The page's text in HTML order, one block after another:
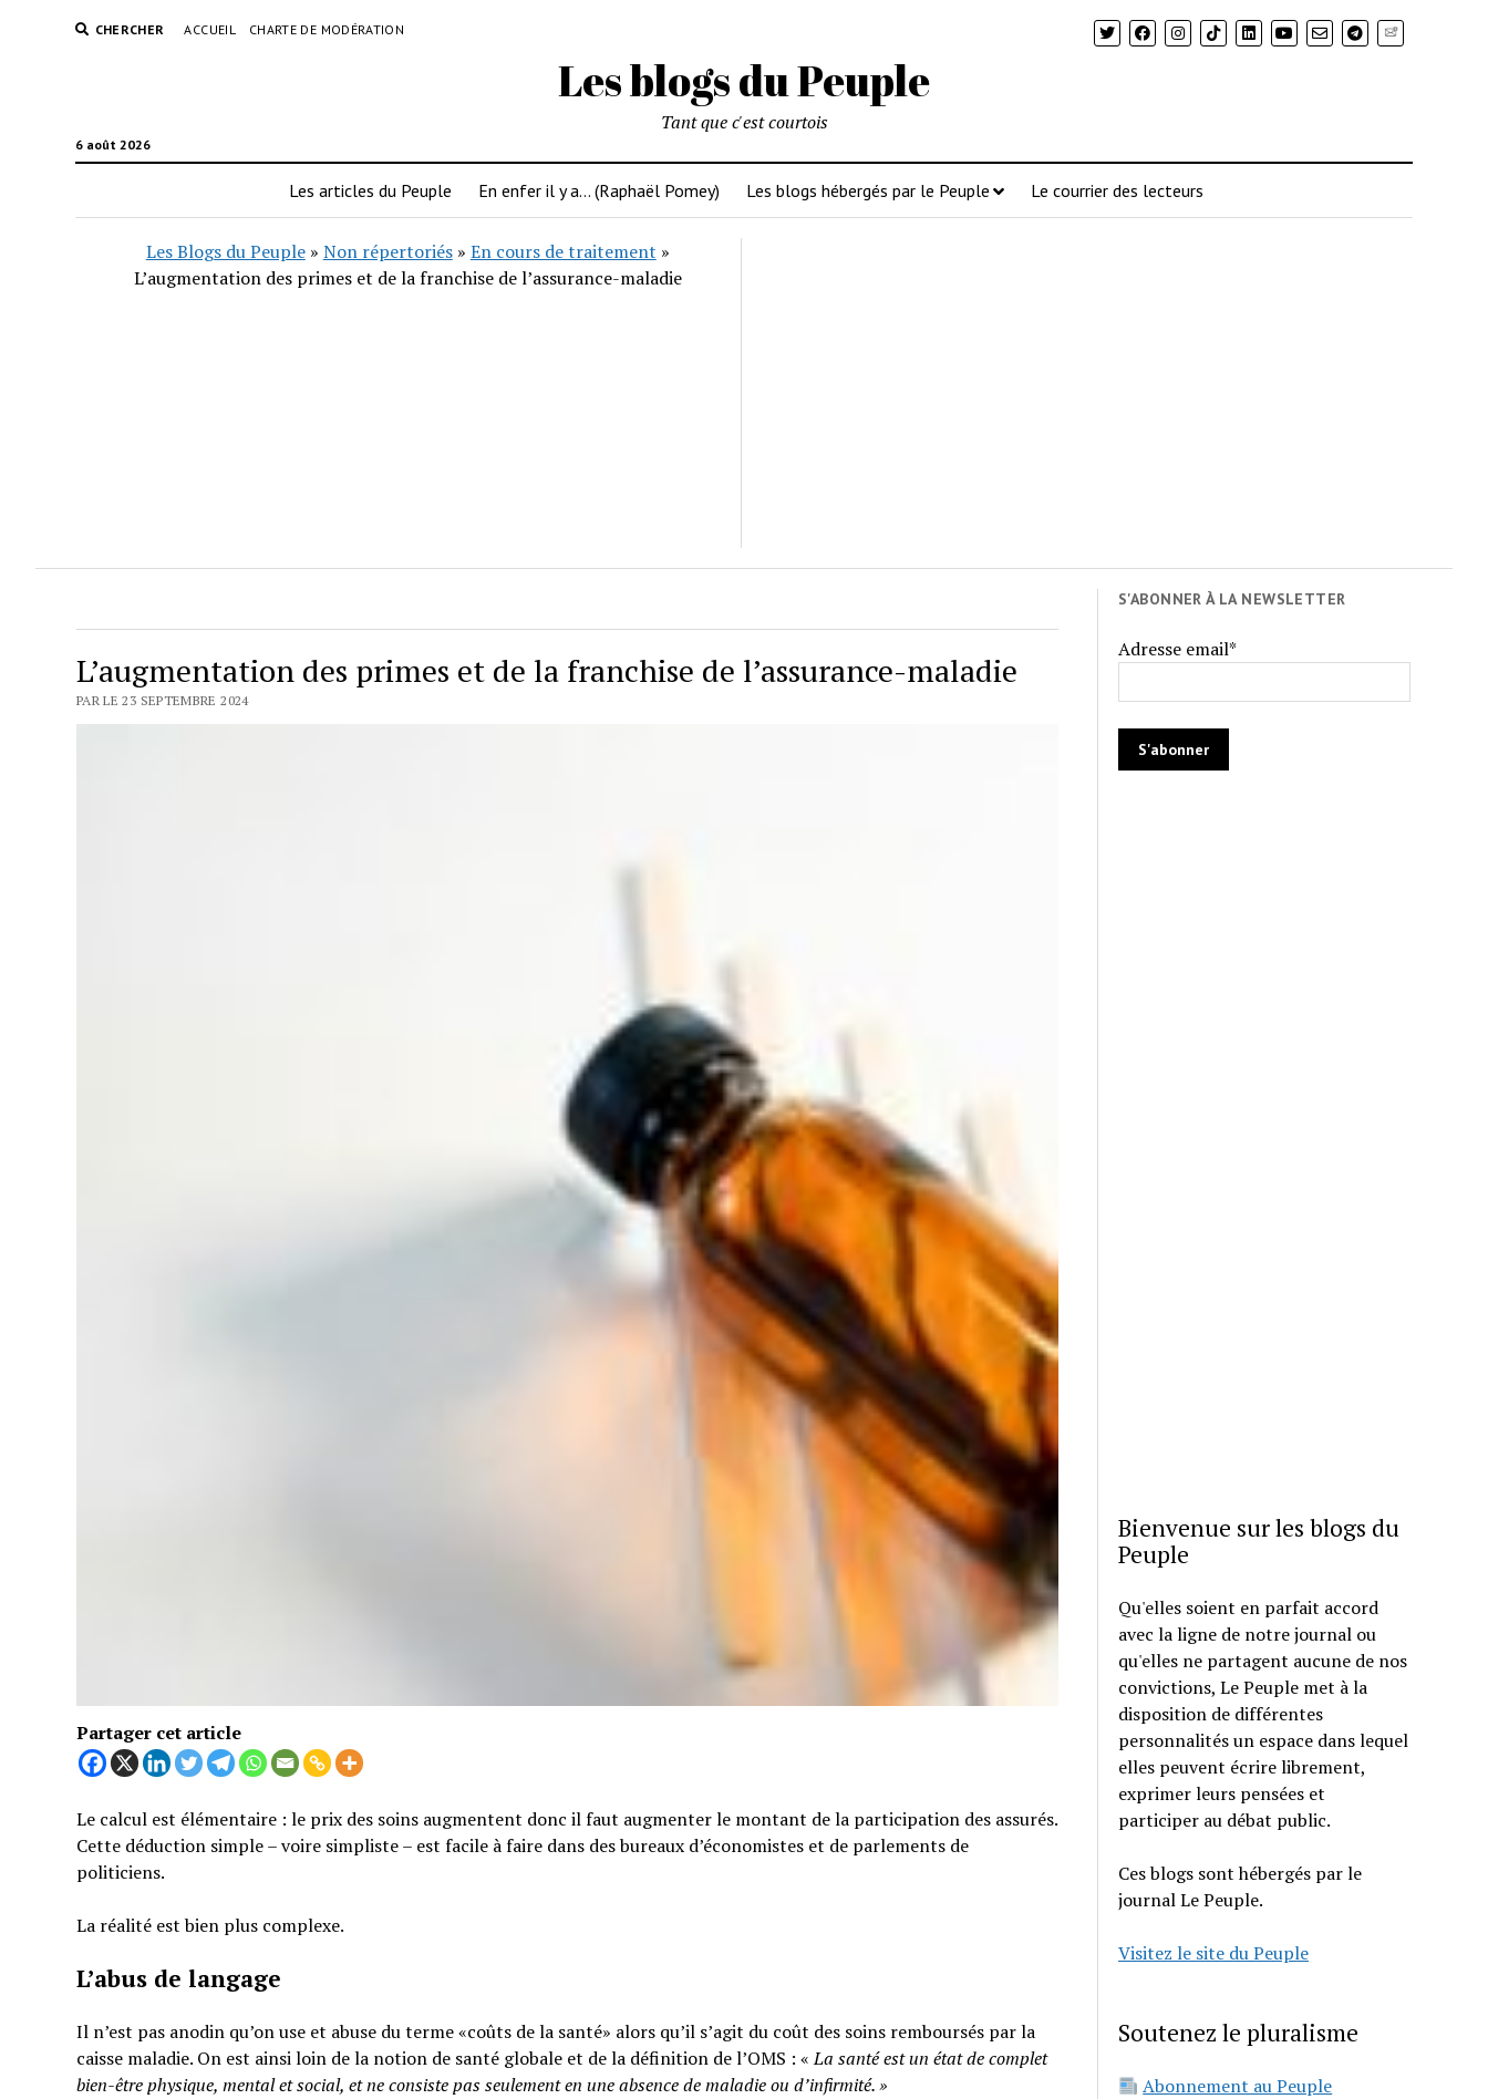
CHERCHER ACCUEIL CHARTE DE MODÉRATION Newsletter
Les blogs du Peuple
6 août 2026
Tant que c'est courtois
Les articles du Peuple En enfer il y a… (Raphaël Pomey) Les blogs hébergés par le Peuple Le courrier des lecteurs
Les Blogs du Peuple» Non répertoriés» En cours de traitement »
L’augmentation des primes et de la franchise de l’assurance-maladie
L’augmentation des primes et de la franchise de l’assurance-maladie
PAR LE 23 SEPTEMBRE 2024
Partager cet article
Le calcul est élémentaire : le prix des soins augmentent donc il faut augmenter le montant de la participation des assurés.
Cette déduction simple – voire simpliste – est facile à faire dans des bureaux d’économistes et de parlements de
politiciens.
La réalité est bien plus complexe.
L’abus de langage
Il n’est pas anodin qu’on use et abuse du terme «coûts de la santé» alors qu’il s’agit du coût des soins remboursés par la
caisse maladie. On est ainsi loin de la notion de santé globale et de la définition de l’OMS : «La santé est un état de complet
bien-être physique, mental et social, et ne consiste pas seulement en une absence de maladie ou d’infirmité.»
S'ABONNER À LA NEWSLETTER
Adresse email*
Bienvenue sur les blogs du
Peuple
Qu'elles soient en parfait accord
avec la ligne de notre journal ou
qu'elles ne partagent aucune de nos
convictions, Le Peuple met à la
disposition de différentes
personnalités un espace dans lequel
elles peuvent écrire librement,
exprimer leurs pensées et
participer au débat public.
Ces blogs sont hébergés par le
journal Le Peuple.
Visitez le site du Peuple
Soutenez le pluralisme
Abonnement au Peuple